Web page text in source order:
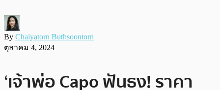
By Chaiyatorn Buthsoontorn
ตุลาคม 4, 2024
‘เจ้าพ่อ Capo ฟันธง! ราคา